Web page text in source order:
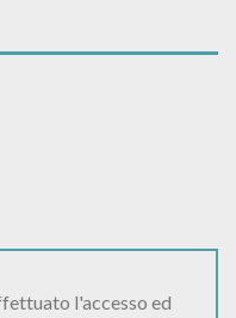
l'accesso ed